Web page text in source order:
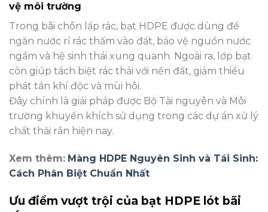
vệ môi trường
Trong bãi chôn lấp rác, bạt HDPE được dùng để
ngăn nước rỉ rác thấm vào đất, bảo vệ nguồn nước
ngầm và hệ sinh thái xung quanh. Ngoài ra, lớp bạt
còn giúp tách biệt rác thải với nền đất, giảm thiểu
phát tán khí độc và mùi hôi.
Đây chính là giải pháp được Bộ Tài nguyên và Môi
trường khuyến khích sử dụng trong các dự án xử lý
chất thải rắn hiện nay.
Xem thêm: Màng HDPE Nguyên Sinh và Tái Sinh:
Cách Phân Biệt Chuẩn Nhất
Ưu điểm vượt trội của bạt HDPE lót bãi